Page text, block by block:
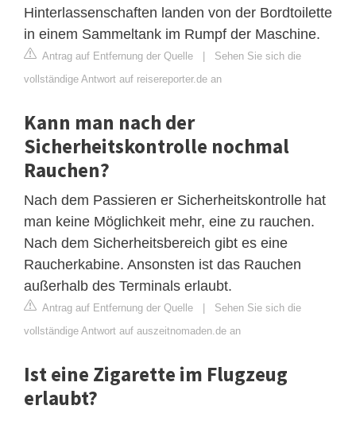
Hinterlassenschaften landen von der Bordtoilette
in einem Sammeltank im Rumpf der Maschine.
Antrag auf Entfernung der Quelle | Sehen Sie sich die
vollständige Antwort auf reisereporter.de an
Kann man nach der
Sicherheitskontrolle nochmal
Rauchen?
Nach dem Passieren er Sicherheitskontrolle hat
man keine Möglichkeit mehr, eine zu rauchen.
Nach dem Sicherheitsbereich gibt es eine
Raucherkabine. Ansonsten ist das Rauchen
außerhalb des Terminals erlaubt.
Antrag auf Entfernung der Quelle | Sehen Sie sich die
vollständige Antwort auf auszeitnomaden.de an
Ist eine Zigarette im Flugzeug
erlaubt?